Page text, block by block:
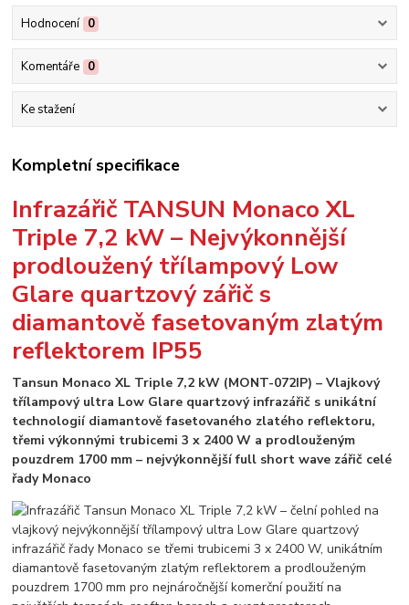
Hodnocení 0
Komentáře 0
Ke stažení
Kompletní specifikace
Infrazářič TANSUN Monaco XL
Triple 7,2 kW – Nejvýkonnější
prodloužený třílampový Low
Glare quartzový zářič s
diamantově fasetovaným zlatým
reflektorem IP55
Tansun Monaco XL Triple 7,2 kW (MONT-072IP) – Vlajkový
třílampový ultra Low Glare quartzový infrazářič s unikátní
technologií diamantově fasetovaného zlatého reflektoru,
třemi výkonnými trubicemi 3 x 2400 W a prodlouženým
pouzdrem 1700 mm – nejvýkonnější full short wave zářič celé
řady Monaco